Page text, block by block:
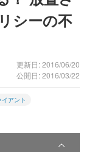
シーの不
更新日: 2016/06/20
公開日: 2016/03/22
イアント